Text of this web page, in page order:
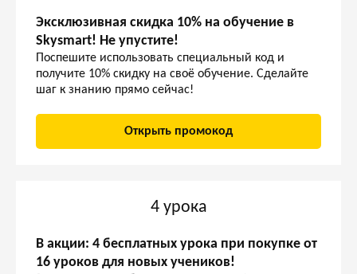
Эксклюзивная скидка 10% на обучение в
Skysmart! Не упустите!
Поспешите использовать специальный код и
получите 10% скидку на своё обучение. Сделайте
шаг к знанию прямо сейчас!
Открыть промокод
4 урока
В акции: 4 бесплатных урока при покупке от
16 уроков для новых учеников!